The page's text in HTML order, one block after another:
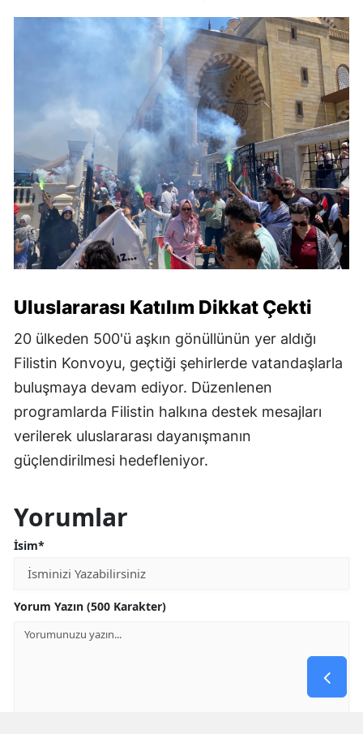
Uluslararası Katılım Dikkat Çekti
20 ülkeden 500'ü aşkın gönüllünün yer aldığı
Filistin Konvoyu, geçtiği şehirlerde vatandaşlarla
buluşmaya devam ediyor. Düzenlenen
programlarda Filistin halkına destek mesajları
verilerek uluslararası dayanışmanın
güçlendirilmesi hedefleniyor.
Yorumlar
İsim*
Yorum Yazın (500 Karakter)